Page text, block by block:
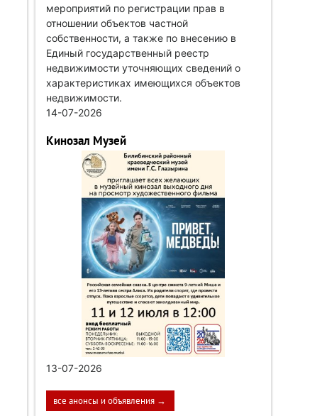
мероприятий по регистрации прав в
отношении объектов частной
собственности, а также по внесению в
Единый государственный реестр
недвижимости уточняющих сведений о
характеристиках имеющихся объектов
недвижимости.
14-07-2026
Кинозал Музей
13-07-2026
все анонсы и объявления →